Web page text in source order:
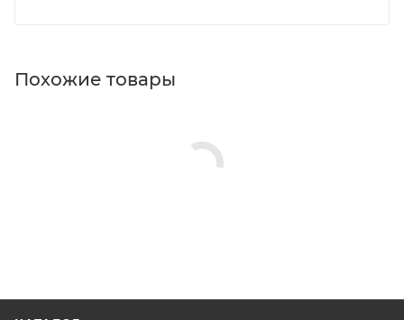
Похожие товары